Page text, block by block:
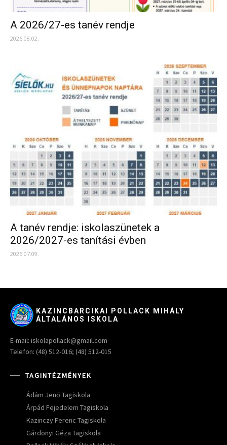
A 2026/27-es tanév rendje
2026.08.02.
A tanév rendje: iskolaszünetek a
2026/2027-es tanítási évben
2026.07.09.
KAZINCBARCIKAI POLLACK MIHÁLY
ÁLTALÁNOS ISKOLA
E-mail: iskolapollack@gmail.com
Telefon: (48) 512-016; (48) 512-015
TAGINTÉZMÉNYEK
Ádám Jenő Tagiskola
Árpád Fejedelem Tagiskola
Kazinczy Ferenc Tagiskola
Gárdonyi Géza Tagiskola